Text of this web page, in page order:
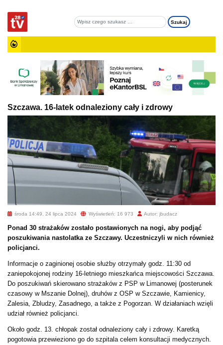
Szczawa. 16-latek odnaleziony cały i zdrowy
środa 14:49, 24 lipca 2024 Wyświetleń: 16 973 Autor: jbudacz
Ponad 30 strażaków zostało postawionych na nogi, aby podjąć
poszukiwania nastolatka ze Szczawy. Uczestniczyli w nich również
policjanci.
Informacje o zaginionej osobie służby otrzymały godz. 11:30 od
zaniepokojonej rodziny 16-letniego mieszkańca miejscowości Szczawa.
Do poszukiwań skierowano strażaków z PSP w Limanowej (posterunek
czasowy w Mszanie Dolnej), druhów z OSP w Szczawie, Kamienicy,
Zalesia, Zbludzy, Zasadnego, a także z Pogorzan. W działaniach wzięli
udział również policjanci.
Około godz. 13. chłopak został odnaleziony cały i zdrowy. Karetką
pogotowia przewieziono go do szpitala celem konsultacji medycznych.